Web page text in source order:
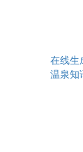
在线生
温泉知